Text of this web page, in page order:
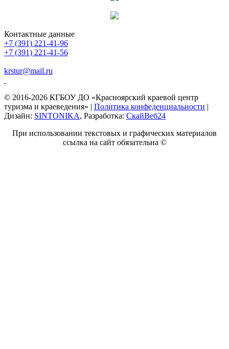
Контактные данные
+7 (391) 221-41-96
+7 (391) 221-41-56
krstur@mail.ru
© 2016-2026 КГБОУ ДО «Красноярский краевой центр
туризма и краеведения» | Политика конфеденциальности |
Дизайн: SINTONIKA, Разработка: СкайВеб24
При использовании текстовых и графических материалов
ссылка на сайт обязательна ©